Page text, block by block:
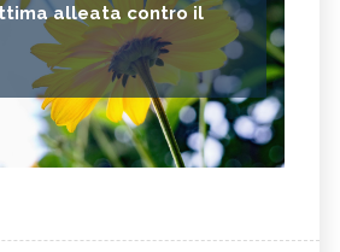
alleata contro il